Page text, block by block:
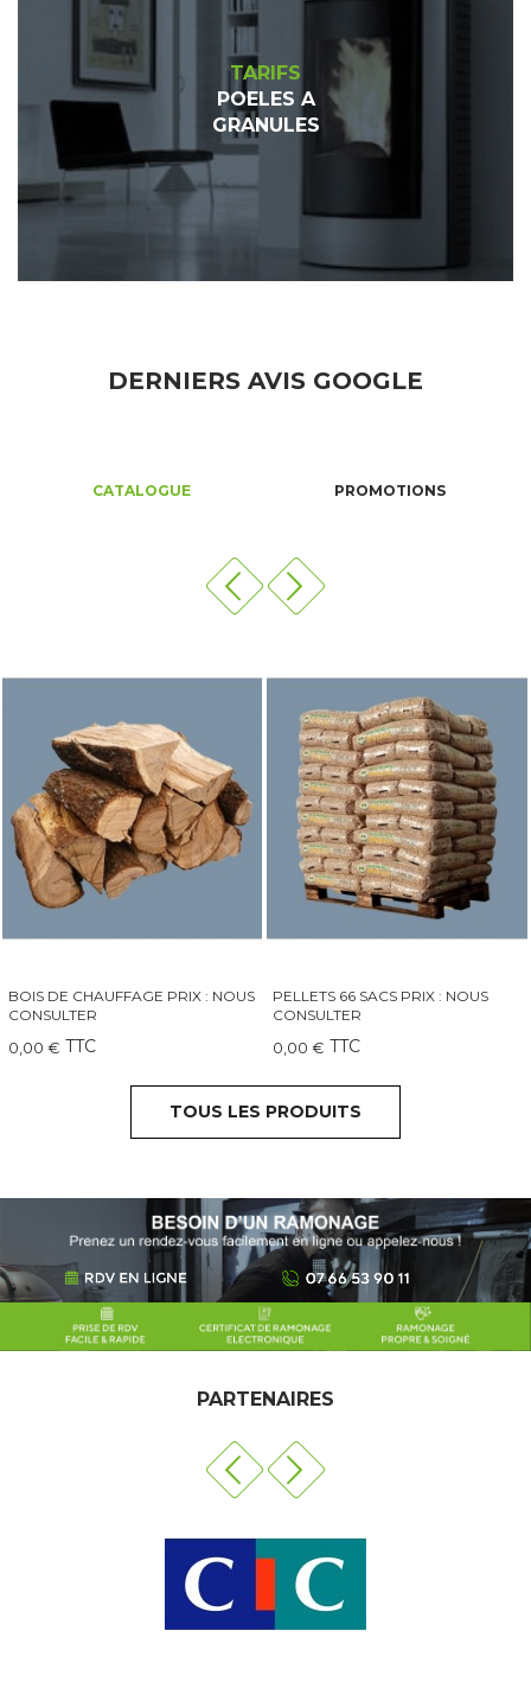
TARIFS
POELES A
GRANULES
DERNIERS AVIS GOOGLE
CATALOGUE PROMOTIONS
PELLETS 66 SACS PRIX : NOUS
CONSULTER
0,00 € TTC
QAÏTO 30 GRAND INSERT-
CHEMINÉE-POÊLE
249,00 € TTC
TOUS LES PRODUITS
PARTENAIRES